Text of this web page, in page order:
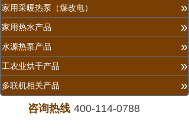
家用采暖热泵（煤改电） »
家用热水产品 »
水源热泵产品 »
工农业烘干产品 »
多联机相关产品 »
咨询热线 400-114-0788